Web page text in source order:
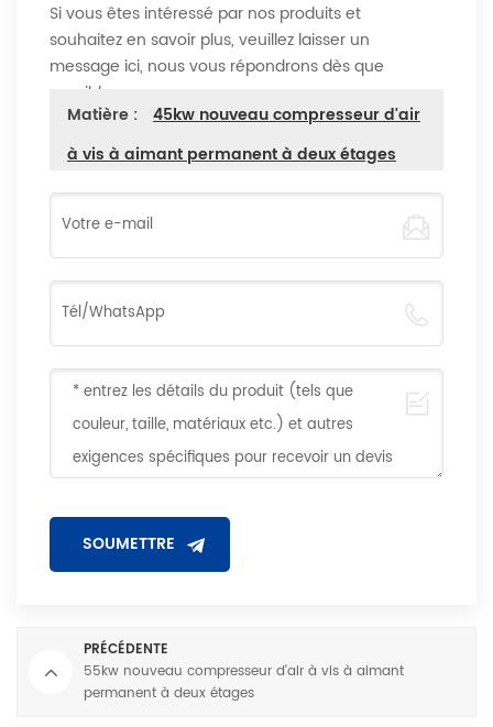
Si vous êtes intéressé par nos produits et
souhaitez en savoir plus, veuillez laisser un
message ici, nous vous répondrons dès que
possible
Matière :
45kw nouveau compresseur d'air
à vis à aimant permanent à deux étages
PRÉCÉDENTE
55kw nouveau compresseur d'air à vis à aimant
permanent à deux étages